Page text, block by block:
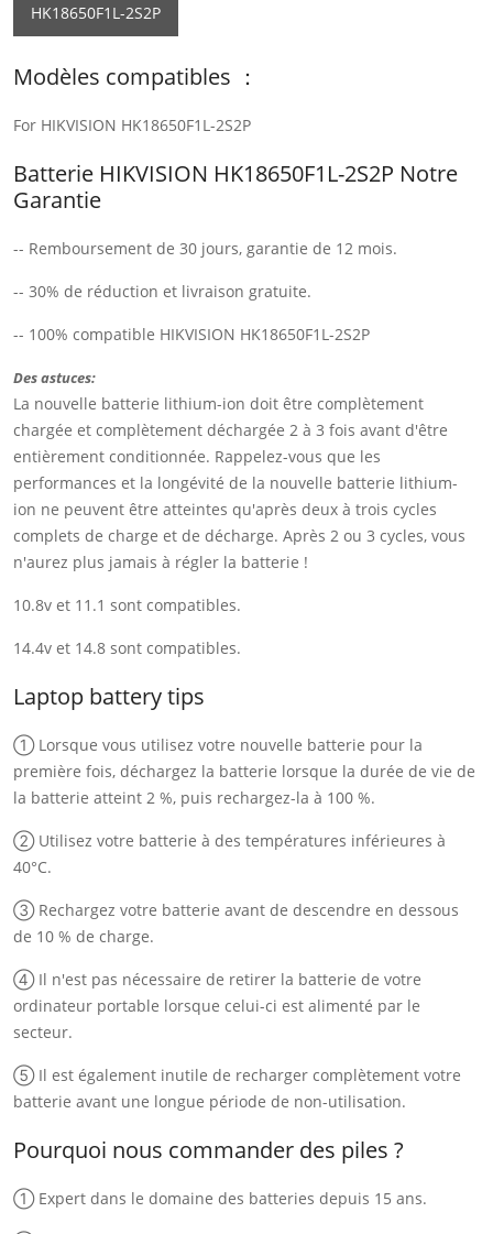
HK18650F1L-2S2P
Modèles compatibles ：
For HIKVISION HK18650F1L-2S2P
Batterie HIKVISION HK18650F1L-2S2P Notre
Garantie
-- Remboursement de 30 jours, garantie de 12 mois.
-- 30% de réduction et livraison gratuite.
-- 100% compatible HIKVISION HK18650F1L-2S2P
Des astuces:
La nouvelle batterie lithium-ion doit être complètement
chargée et complètement déchargée 2 à 3 fois avant d'être
entièrement conditionnée. Rappelez-vous que les
performances et la longévité de la nouvelle batterie lithium-
ion ne peuvent être atteintes qu'après deux à trois cycles
complets de charge et de décharge. Après 2 ou 3 cycles, vous
n'aurez plus jamais à régler la batterie !
10.8v et 11.1 sont compatibles.
14.4v et 14.8 sont compatibles.
Laptop battery tips
① Lorsque vous utilisez votre nouvelle batterie pour la
première fois, déchargez la batterie lorsque la durée de vie de
la batterie atteint 2 %, puis rechargez-la à 100 %.
② Utilisez votre batterie à des températures inférieures à
40°C.
③ Rechargez votre batterie avant de descendre en dessous
de 10 % de charge.
④ Il n'est pas nécessaire de retirer la batterie de votre
ordinateur portable lorsque celui-ci est alimenté par le
secteur.
⑤ Il est également inutile de recharger complètement votre
batterie avant une longue période de non-utilisation.
Pourquoi nous commander des piles ?
① Expert dans le domaine des batteries depuis 15 ans.